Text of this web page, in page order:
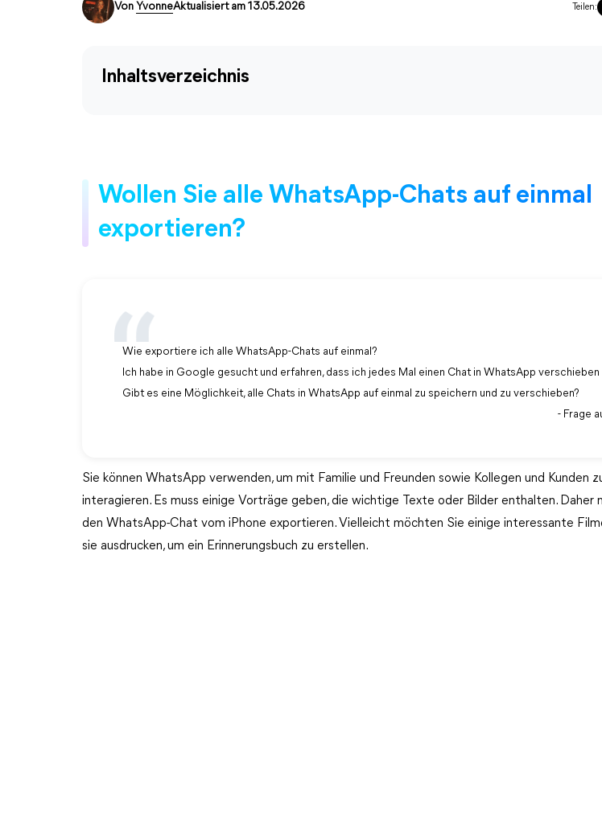
Von YvonneAktualisiert am 13.05.2026 Teilen:
Inhaltsverzeichnis
Wollen Sie alle WhatsApp-Chats auf einmal
exportieren?
Wie exportiere ich alle WhatsApp-Chats auf einmal?
Ich habe in Google gesucht und erfahren, dass ich jedes Mal einen Chat in WhatsApp verschieben
Gibt es eine Möglichkeit, alle Chats in WhatsApp auf einmal zu speichern und zu verschieben?
- Frage
Sie können WhatsApp verwenden, um mit Familie und Freunden sowie Kollegen und Kunden
interagieren. Es muss einige Vorträge geben, die wichtige Texte oder Bilder enthalten. Daher
den WhatsApp-Chat vom iPhone exportieren. Vielleicht möchten Sie einige interessante
sie ausdrucken, um ein Erinnerungsbuch zu erstellen.